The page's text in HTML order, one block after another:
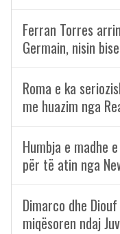
Ferran Torres
Germain, nisin
Roma e ka
me huazim nga
Humbja e madhe
për të atin nga
Dimarco dhe
miqësoren ndaj